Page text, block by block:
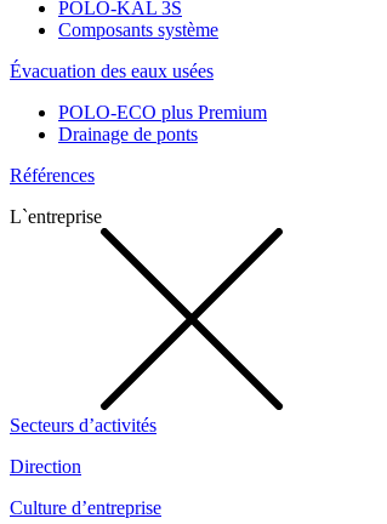
POLO-KAL 3S
Composants système
Évacuation des eaux usées
POLO-ECO plus Premium
Drainage de ponts
Références
L`entreprise
Secteurs d’activités
Direction
Culture d’entreprise